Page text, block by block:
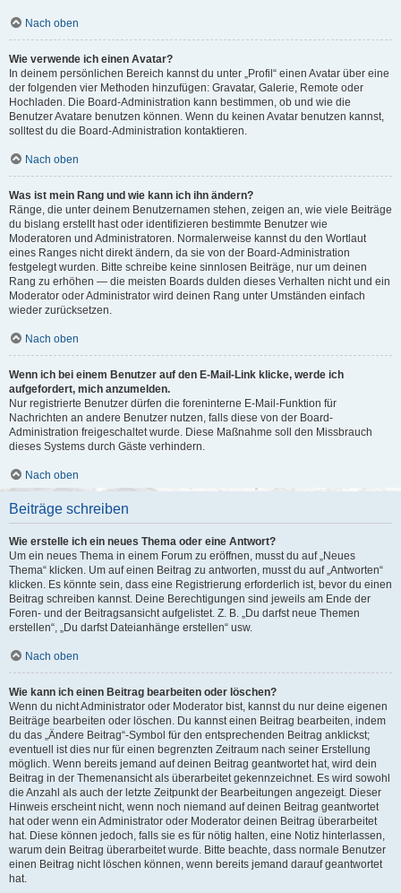
Nach oben
Wie verwende ich einen Avatar?
In deinem persönlichen Bereich kannst du unter „Profil“ einen Avatar über eine
der folgenden vier Methoden hinzufügen: Gravatar, Galerie, Remote oder
Hochladen. Die Board-Administration kann bestimmen, ob und wie die
Benutzer Avatare benutzen können. Wenn du keinen Avatar benutzen kannst,
solltest du die Board-Administration kontaktieren.
Nach oben
Was ist mein Rang und wie kann ich ihn ändern?
Ränge, die unter deinem Benutzernamen stehen, zeigen an, wie viele Beiträge
du bislang erstellt hast oder identifizieren bestimmte Benutzer wie
Moderatoren und Administratoren. Normalerweise kannst du den Wortlaut
eines Ranges nicht direkt ändern, da sie von der Board-Administration
festgelegt wurden. Bitte schreibe keine sinnlosen Beiträge, nur um deinen
Rang zu erhöhen — die meisten Boards dulden dieses Verhalten nicht und ein
Moderator oder Administrator wird deinen Rang unter Umständen einfach
wieder zurücksetzen.
Nach oben
Wenn ich bei einem Benutzer auf den E-Mail-Link klicke, werde ich
aufgefordert, mich anzumelden.
Nur registrierte Benutzer dürfen die foreninterne E-Mail-Funktion für
Nachrichten an andere Benutzer nutzen, falls diese von der Board-
Administration freigeschaltet wurde. Diese Maßnahme soll den Missbrauch
dieses Systems durch Gäste verhindern.
Nach oben
Beiträge schreiben
Wie erstelle ich ein neues Thema oder eine Antwort?
Um ein neues Thema in einem Forum zu eröffnen, musst du auf „Neues
Thema“ klicken. Um auf einen Beitrag zu antworten, musst du auf „Antworten“
klicken. Es könnte sein, dass eine Registrierung erforderlich ist, bevor du einen
Beitrag schreiben kannst. Deine Berechtigungen sind jeweils am Ende der
Foren- und der Beitragsansicht aufgelistet. Z. B. „Du darfst neue Themen
erstellen“, „Du darfst Dateianhänge erstellen“ usw.
Nach oben
Wie kann ich einen Beitrag bearbeiten oder löschen?
Wenn du nicht Administrator oder Moderator bist, kannst du nur deine eigenen
Beiträge bearbeiten oder löschen. Du kannst einen Beitrag bearbeiten, indem
du das „Ändere Beitrag“-Symbol für den entsprechenden Beitrag anklickst;
eventuell ist dies nur für einen begrenzten Zeitraum nach seiner Erstellung
möglich. Wenn bereits jemand auf deinen Beitrag geantwortet hat, wird dein
Beitrag in der Themenansicht als überarbeitet gekennzeichnet. Es wird sowohl
die Anzahl als auch der letzte Zeitpunkt der Bearbeitungen angezeigt. Dieser
Hinweis erscheint nicht, wenn noch niemand auf deinen Beitrag geantwortet
hat oder wenn ein Administrator oder Moderator deinen Beitrag überarbeitet
hat. Diese können jedoch, falls sie es für nötig halten, eine Notiz hinterlassen,
warum dein Beitrag überarbeitet wurde. Bitte beachte, dass normale Benutzer
einen Beitrag nicht löschen können, wenn bereits jemand darauf geantwortet
hat.